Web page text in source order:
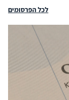
לכל הפרסומים